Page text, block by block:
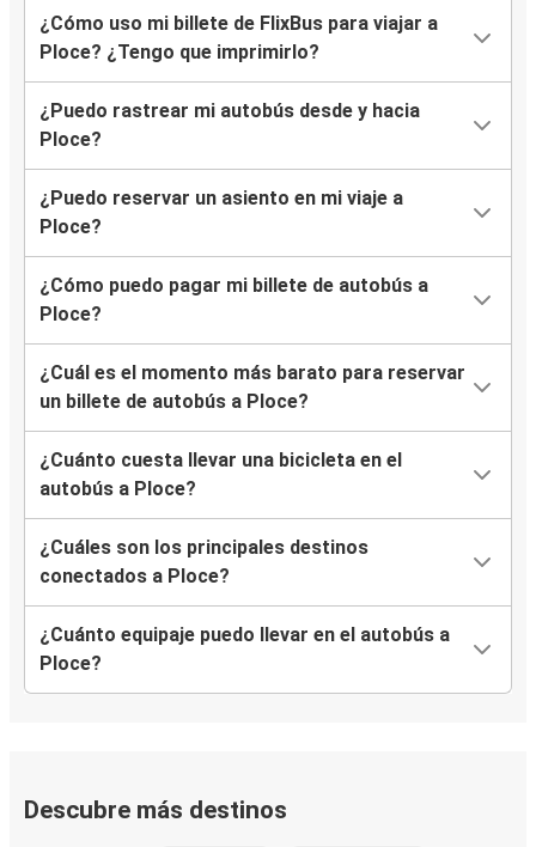
¿Cómo uso mi billete de FlixBus para viajar a
Ploce? ¿Tengo que imprimirlo?
¿Puedo rastrear mi autobús desde y hacia
Ploce?
¿Puedo reservar un asiento en mi viaje a
Ploce?
¿Cómo puedo pagar mi billete de autobús a
Ploce?
¿Cuál es el momento más barato para reservar
un billete de autobús a Ploce?
¿Cuánto cuesta llevar una bicicleta en el
autobús a Ploce?
¿Cuáles son los principales destinos
conectados a Ploce?
¿Cuánto equipaje puedo llevar en el autobús a
Ploce?
Descubre más destinos